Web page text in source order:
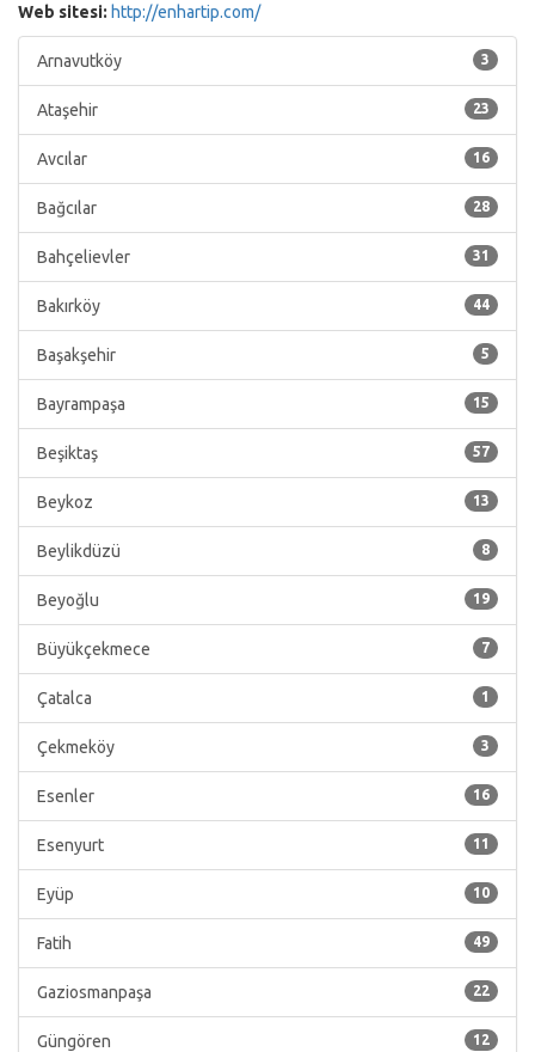
Web sitesi: http://enhartip.com/
3
Arnavutköy
23
Ataşehir
16
Avcılar
28
Bağcılar
31
Bahçelievler
44
Bakırköy
5
Başakşehir
15
Bayrampaşa
57
Beşiktaş
13
Beykoz
8
Beylikdüzü
19
Beyoğlu
7
Büyükçekmece
1
Çatalca
3
Çekmeköy
16
Esenler
11
Esenyurt
10
Eyüp
49
Fatih
22
Gaziosmanpaşa
12
Güngören